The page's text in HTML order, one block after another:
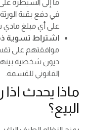
ما إلى السيطرة
في دفع بقية
على أي مبلغ مادي
اشتراط تسوية
موافقتهم على
ديون شخصية بينهم
القانوني للقسمة.
ماذا يحدث
البيع؟